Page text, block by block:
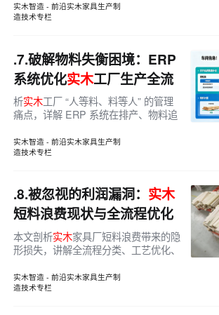
实木智造 - 前沿实木家具生产制
造技术专栏
.7.破解物料失衡困境：ERP
系统优化实木工厂生产全流
程
析实木工厂 “人等料、料等人” 的管理
痛点，详解 ERP 系统在排产、物料追
效果。
实木智造 - 前沿实木家具生产制
造技术专栏
.8.被忽视的利润漏洞： 实木
短料浪费现状与全流程优化
思路
本文剖析实木家具厂短料浪费带来的隐
形损失，讲解全流程分类、工艺优化、
短料、降本增效提供实用思路。
实木智造 - 前沿实木家具生产制
造技术专栏